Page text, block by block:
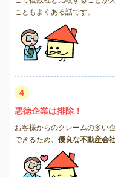
こともよくある話です。
4
悪徳企業は排除！
お客様からのクレームの多い
できるため、 優良な不動産会